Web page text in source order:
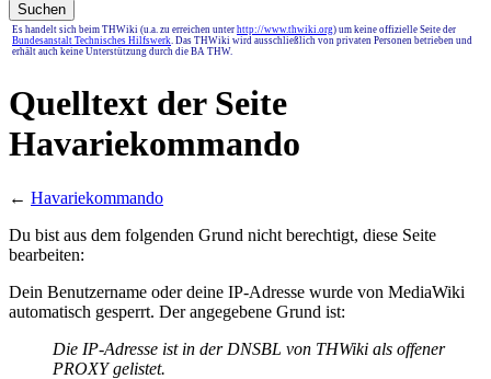
Suchen
Es handelt sich beim THWiki (u.a. zu erreichen unter http://www.thwiki.org) um keine offizielle Seite der
Bundesanstalt Technisches Hilfswerk. Das THWiki wird ausschließlich von privaten Personen betrieben und
erhält auch keine Unterstützung durch die BA THW.
Quelltext der Seite
Havariekommando
← Havariekommando
Du bist aus dem folgenden Grund nicht berechtigt, diese Seite
bearbeiten:
Dein Benutzername oder deine IP-Adresse wurde von MediaWiki
automatisch gesperrt. Der angegebene Grund ist:
Die IP-Adresse ist in der DNSBL von THWiki als offener
PROXY gelistet.